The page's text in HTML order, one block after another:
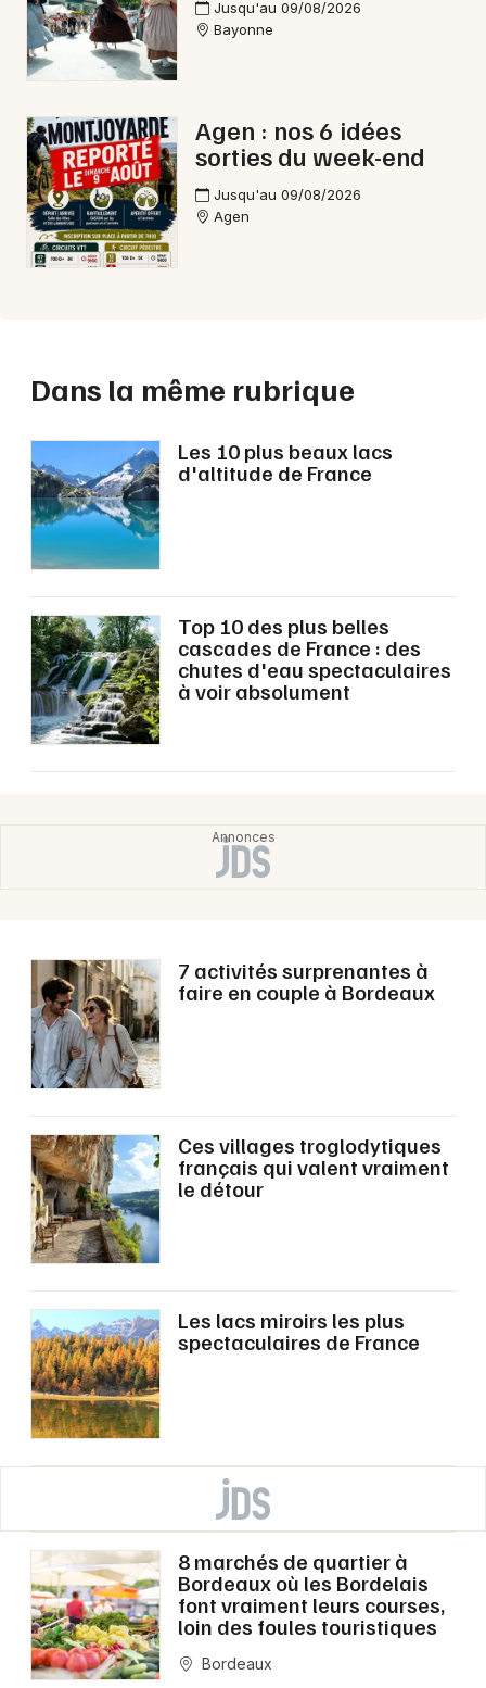
Jusqu'au 09/08/2026
Bayonne
Agen : nos 6 idées
sorties du week-end
Jusqu'au 09/08/2026
Agen
Dans la même rubrique
Les 10 plus beaux lacs
d'altitude de France
Top 10 des plus belles
cascades de France : des
chutes d'eau spectaculaires
à voir absolument
7 activités surprenantes à
faire en couple à Bordeaux
Ces villages troglodytiques
français qui valent vraiment
le détour
Les lacs miroirs les plus
spectaculaires de France
8 marchés de quartier à
Bordeaux où les Bordelais
font vraiment leurs courses,
loin des foules touristiques
Bordeaux